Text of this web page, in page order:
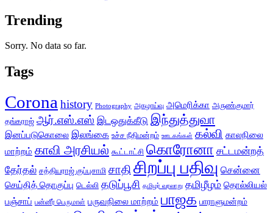
Trending
Sorry. No data so far.
Tags
Corona history Photography அகழாய்வு அமெரிக்கா அருண்குமார்
தங்கராஜ் ஆர்.எஸ்.எஸ் இடஒதுக்கீடு இந்துத்துவா
இனப்படுகொலை இலங்கை உச்ச நீதிமன்றம் ஊடகங்கள் கல்வி காலநிலை
மாற்றம் காவி அரசியல் கூட்டாட்சி கொரோனா சட்டமன்றத்
தேர்தல் சத்தியராஜ் குப்புசாமி சாதிசிறப்பு பதிவு சென்னை
செய்தித் தொகுப்பு டெல்லி தடுப்பூசி தமிழர் வரலாறு தமிழீழம் தொல்லியல்
பஞ்சாப் பன்னீர் பெருமாள் பருவநிலை மாற்றம் பாஜக பாராளுமன்றம்